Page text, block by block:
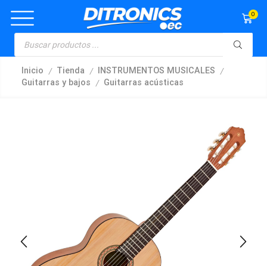
0
Inicio / Tienda / INSTRUMENTOS MUSICALES /
Guitarras y bajos / Guitarras acústicas